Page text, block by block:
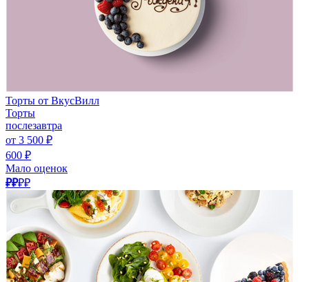
Торты от ВкусВилл
Торты
послезавтра
от 3 500 ₽
600 ₽
Мало оценок
₽₽₽₽